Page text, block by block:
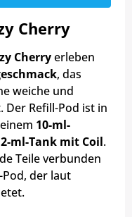
Cherry
Cherryerleben
, das
weiche und
Refill-Pod ist in
10-ml-
ml-Tank mit Coil.
Teile verbunden
der laut